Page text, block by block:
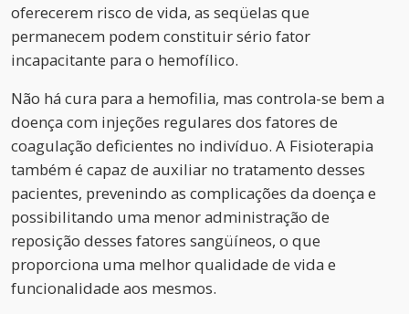
oferecerem risco de vida, as seqüelas que
permanecem podem constituir sério fator
incapacitante para o hemofílico.
Não há cura para a hemofilia, mas controla-se bem a
doença com injeções regulares dos fatores de
coagulação deficientes no indivíduo. A Fisioterapia
também é capaz de auxiliar no tratamento desses
pacientes, prevenindo as complicações da doença e
possibilitando uma menor administração de
reposição desses fatores sangüíneos, o que
proporciona uma melhor qualidade de vida e
funcionalidade aos mesmos.